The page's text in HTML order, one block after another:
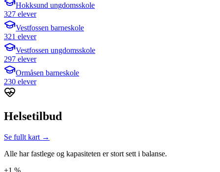
Hokksund ungdomsskole
327 elever
Vestfossen barneskole
321 elever
Vestfossen ungdomsskole
297 elever
Ormåsen barneskole
230 elever
Helsetilbud
Se fullt kart →
Alle har fastlege og kapasiteten er stort sett i balanse.
+1 %